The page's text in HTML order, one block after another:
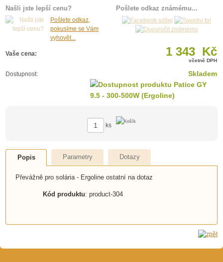
Našli jste lepší cenu?
Pošlete odkaz,
pokusíme se Vám
vyhovět...
Pošlete odkaz známému...
Vaše cena: 1 343 Kč
včetně DPH
Dostupnost: Skladem
ks
Popis Parametry Dotazy
Převážně pro solária - Ergoline ostatní na dotaz
Kód produktu: product-304